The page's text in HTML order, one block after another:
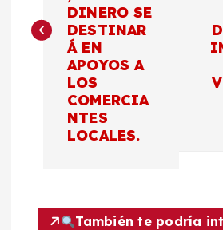
e
DINERO SE
DESTINAR
Á EN
APOYOS A
LOS
COMERCIA
NTES
LOCALES.
También te podría